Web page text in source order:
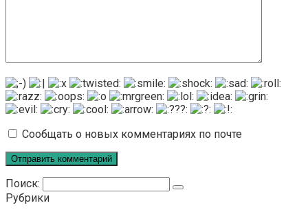
Сообщать о новых комментариях по почте
Поиск:
Рубрики